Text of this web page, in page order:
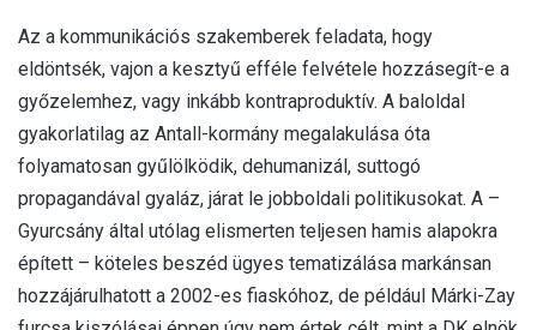
Az a kommunikációs szakemberek feladata, hogy
eldöntsék, vajon a kesztyű efféle felvétele hozzásegít-e a
győzelemhez, vagy inkább kontraproduktív. A baloldal
gyakorlatilag az Antall-kormány megalakulása óta
folyamatosan gyűlölködik, dehumanizál, suttogó
propagandával gyaláz, járat le jobboldali politikusokat. A –
Gyurcsány által utólag elismerten teljesen hamis alapokra
épített – köteles beszéd ügyes tematizálása markánsan
hozzájárulhatott a 2002-es fiaskóhoz, de például Márki-Zay